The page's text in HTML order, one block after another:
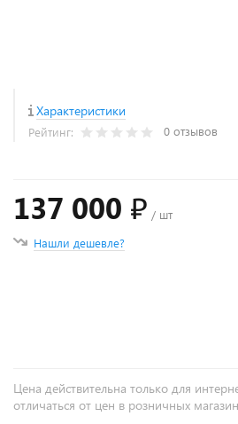
Характеристики
Рейтинг: 0 отзывов
137 000 ₽ / шт
Нашли дешевле?
Цена действительна только для
отличаться от цен в розничных